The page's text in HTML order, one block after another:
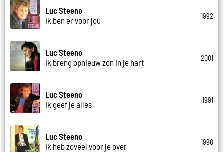
Luc Steeno
Ik ben er voor jou
1992
Luc Steeno
Ik breng opnieuw zon in je hart
2001
Luc Steeno
Ik geef je alles
1991
Luc Steeno
Ik heb zoveel voor je over
1990